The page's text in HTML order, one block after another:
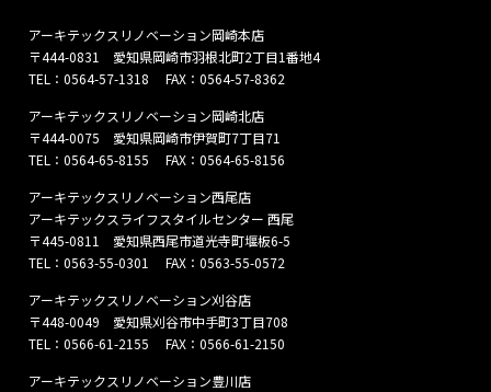
アーキテックスリノベーション岡崎本店
〒444-0831 愛知県岡崎市羽根北町2丁目1番地4
TEL： 0564-57-1318 FAX：0564-57-8362
アーキテックスリノベーション岡崎北店
〒444-0075 愛知県岡崎市伊賀町7丁目71
TEL： 0564-65-8155 FAX：0564-65-8156
アーキテックスリノベーション西尾店
アーキテックスライフスタイルセンター 西尾
〒445-0811 愛知県西尾市道光寺町堰板6-5
TEL： 0563-55-0301
FAX：0563-55-0572
アーキテックスリノベーション刈谷店
〒448-0049 愛知県刈谷市中手町3丁目708
TEL： 0566-61-2155 FAX：0566-61-2150
アーキテックスリノベーション豊川店